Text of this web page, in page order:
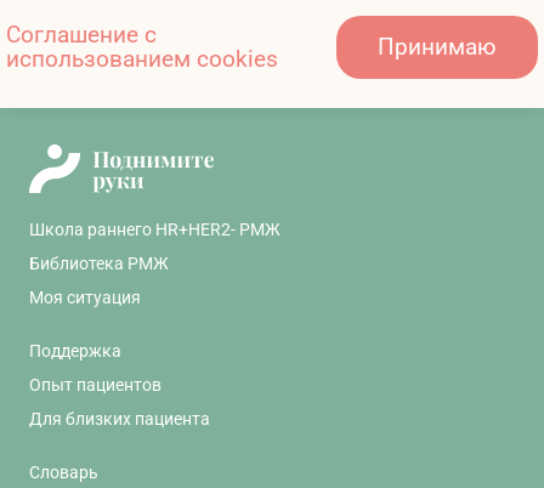
Советы по подготовке к реконструкции груди
Школа раннего HR+HER2- РМЖ
Библиотека РМЖ
Моя ситуация
Поддержка
Опыт пациентов
Для близких пациента
Словарь
Соглашение с
использованием cookies
Принимаю